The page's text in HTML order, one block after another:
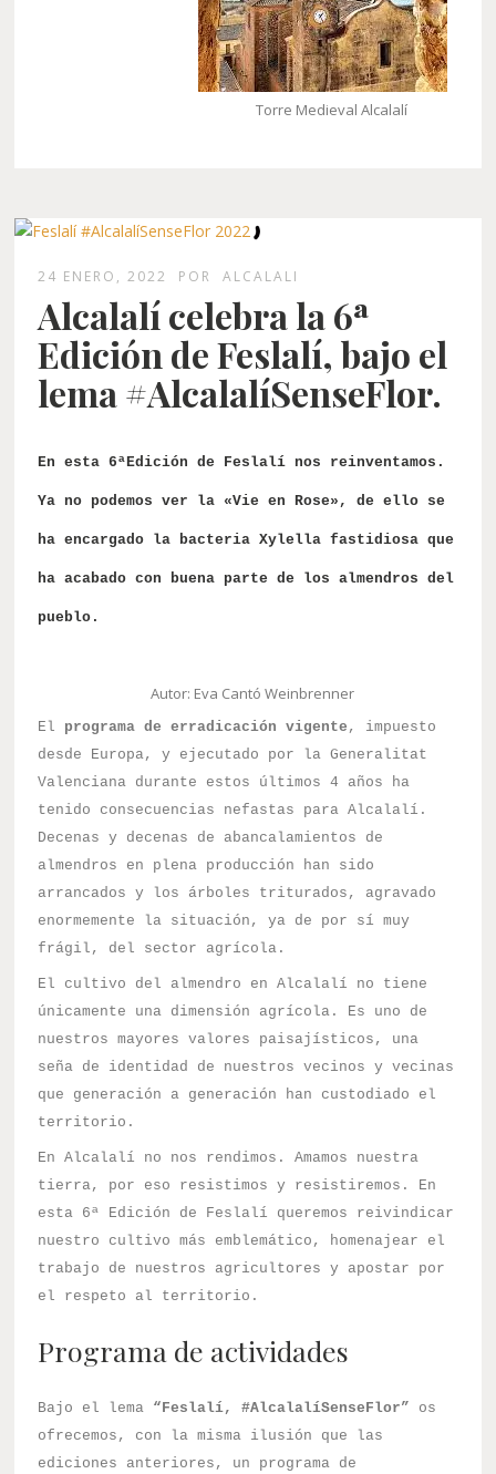
Torre Medieval Alcalalí
24 ENERO, 2022 POR ALCALALI
Alcalalí celebra la 6ª
Edición de Feslalí, bajo el
lema #AlcalalíSenseFlor.
En esta 6ªEdición de Feslalí nos reinventamos.
Ya no podemos ver la «Vie en Rose», de ello se
ha encargado la bacteria Xylella fastidiosa que
ha acabado con buena parte de los almendros del
pueblo.
Autor: Eva Cantó Weinbrenner
El programa de erradicación vigente , impuesto
desde Europa, y ejecutado por la Generalitat
Valenciana durante estos últimos 4 años ha
tenido consecuencias nefastas para Alcalalí.
Decenas y decenas de abancalamientos de
almendros en plena producción han sido
arrancados y los árboles triturados, agravado
enormemente la situación, ya de por sí muy
frágil, del sector agrícola.
El cultivo del almendro en Alcalalí no tiene
únicamente una dimensión agrícola. Es uno de
nuestros mayores valores paisajísticos, una
seña de identidad de nuestros vecinos y vecinas
que generación a generación han custodiado el
territorio.
En Alcalalí no nos rendimos. Amamos nuestra
tierra, por eso resistimos y resistiremos. En
esta 6ª Edición de Feslalí queremos reivindicar
nuestro cultivo más emblemático, homenajear el
trabajo de nuestros agricultores y apostar por
el respeto al territorio.
Programa de actividades
Bajo el lema “Feslalí, #AlcalalíSenseFlor” os
ofrecemos, con la misma ilusión que las
ediciones anteriores, un programa de